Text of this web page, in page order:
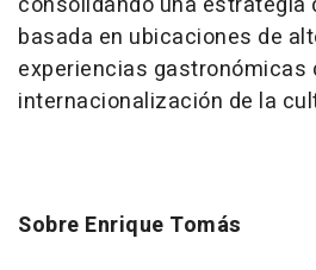
basada en ubicaciones de
experiencias gastronómicas
internacionalización de la
Sobre Enrique Tomás